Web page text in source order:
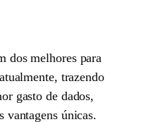
dos melhores para
trazendo
gasto de dados,
vantagens únicas.